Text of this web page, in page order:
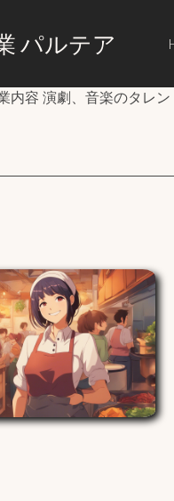
パルテア
内容 演劇、音楽のタレ